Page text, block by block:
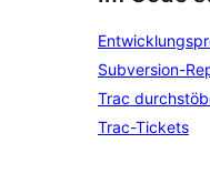
Subversion-
Trac
Trac-Tickets